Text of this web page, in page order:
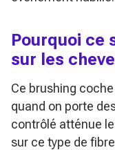
Pourquoi ce
sur les
Ce brushing
quand on porte
contrôlé atténue
sur ce type de